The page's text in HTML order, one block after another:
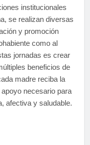
institucionales
se realizan diversas
y promoción
como al
jornadas es crear
beneficios de
madre reciba la
necesario para
afectiva y saludable.